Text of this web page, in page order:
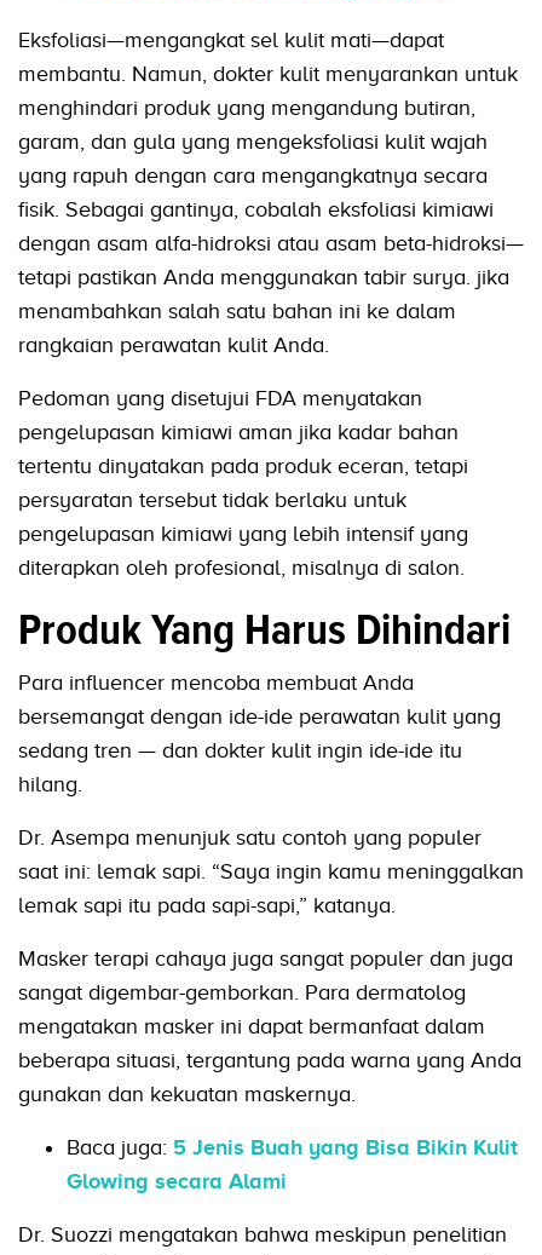
Eksfoliasi—mengangkat sel kulit mati—dapat
membantu. Namun, dokter kulit menyarankan untuk
menghindari produk yang mengandung butiran,
garam, dan gula yang mengeksfoliasi kulit wajah
yang rapuh dengan cara mengangkatnya secara
fisik. Sebagai gantinya, cobalah eksfoliasi kimiawi
dengan asam alfa-hidroksi atau asam beta-hidroksi—
tetapi pastikan Anda menggunakan tabir surya. jika
menambahkan salah satu bahan ini ke dalam
rangkaian perawatan kulit Anda.
Pedoman yang disetujui FDA menyatakan
pengelupasan kimiawi aman jika kadar bahan
tertentu dinyatakan pada produk eceran, tetapi
persyaratan tersebut tidak berlaku untuk
pengelupasan kimiawi yang lebih intensif yang
diterapkan oleh profesional, misalnya di salon.
Produk Yang Harus Dihindari
Para influencer mencoba membuat Anda
bersemangat dengan ide-ide perawatan kulit yang
sedang tren — dan dokter kulit ingin ide-ide itu
hilang.
Dr. Asempa menunjuk satu contoh yang populer
saat ini: lemak sapi. “Saya ingin kamu meninggalkan
lemak sapi itu pada sapi-sapi,” katanya.
Masker terapi cahaya juga sangat populer dan juga
sangat digembar-gemborkan. Para dermatolog
mengatakan masker ini dapat bermanfaat dalam
beberapa situasi, tergantung pada warna yang Anda
gunakan dan kekuatan maskernya.
Baca juga: 5 Jenis Buah yang Bisa Bikin Kulit
Glowing secara Alami
Dr. Suozzi mengatakan bahwa meskipun penelitian